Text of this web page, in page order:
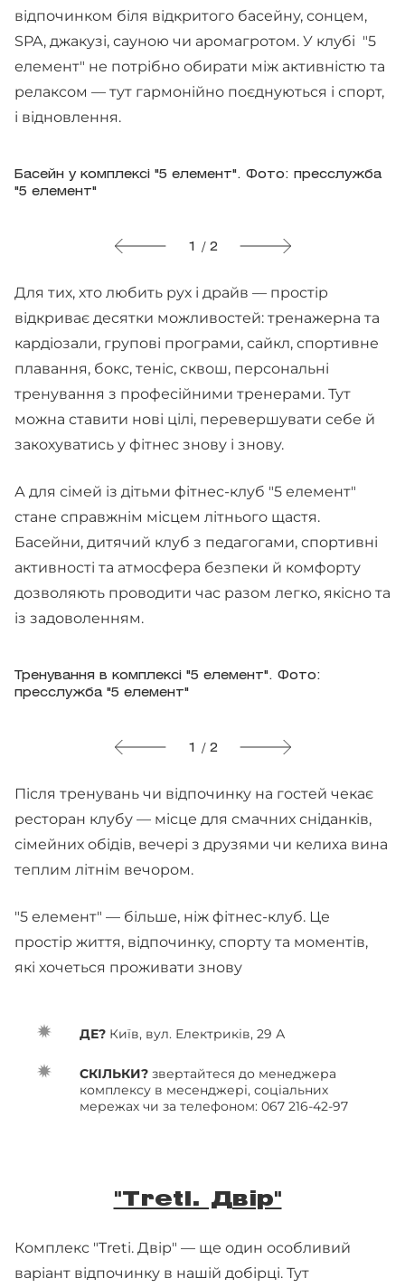
відпочинком біля відкритого басейну, сонцем,
SPA, джакузі, сауною чи аромагротом. У клубі "5
елемент" не потрібно обирати між активністю та
релаксом — тут гармонійно поєднуються і спорт,
і відновлення.
Басейн у комплексі "5 елемент". Фото: пресслужба
"5 елемент"
1 / 2
Для тих, хто любить рух і драйв — простір
відкриває десятки можливостей: тренажерна та
кардіозали, групові програми, сайкл, спортивне
плавання, бокс, теніс, сквош, персональні
тренування з професійними тренерами. Тут
можна ставити нові цілі, перевершувати себе й
закохуватись у фітнес знову і знову.
А для сімей із дітьми фітнес-клуб "5 елемент"
стане справжнім місцем літнього щастя.
Басейни, дитячий клуб з педагогами, спортивні
активності та атмосфера безпеки й комфорту
дозволяють проводити час разом легко, якісно та
із задоволенням.
Тренування в комплексі "5 елемент". Фото:
пресслужба "5 елемент"
1 / 2
Після тренувань чи відпочинку на гостей чекає
ресторан клубу — місце для смачних сніданків,
сімейних обідів, вечері з друзями чи келиха вина
теплим літнім вечором.
"5 елемент" — більше, ніж фітнес-клуб. Це
простір життя, відпочинку, спорту та моментів,
які хочеться проживати знову
ДЕ? Київ, вул. Електриків, 29 А
СКІЛЬКИ? звертайтеся до менеджера
комплексу в месенджері, соціальних
мережах чи за телефоном: 067 216-42-97
"Treti. Двір"
Комплекс "Treti. Двір" — ще один особливий
варіант відпочинку в нашій добірці. Тут